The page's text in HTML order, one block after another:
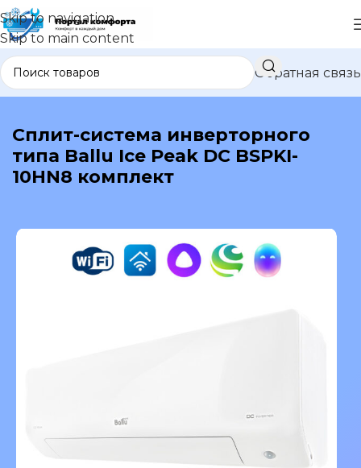
Skip to navigation
Skip to main content
Обратная связь
В каталог
Сплит-система инверторного
типа Ballu Ice Peak DC BSPKI-
10HN8 комплект